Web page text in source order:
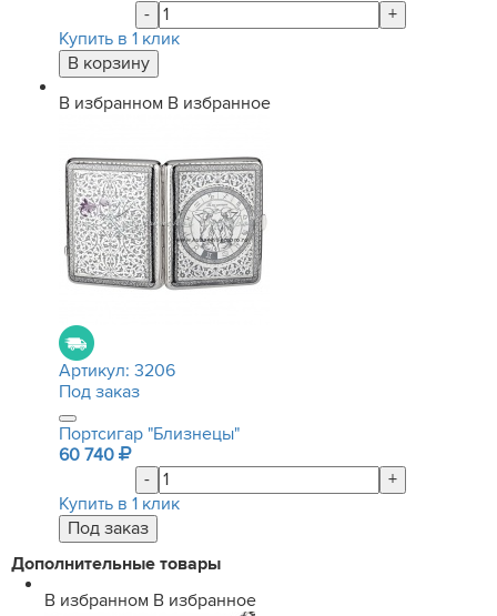
-
+
Купить в 1 клик
В избранном В избранное
Артикул: 3206
Под заказ
Портсигар "Близнецы"
60 740
-
+
Купить в 1 клик
Дополнительные товары
В избранном В избранное